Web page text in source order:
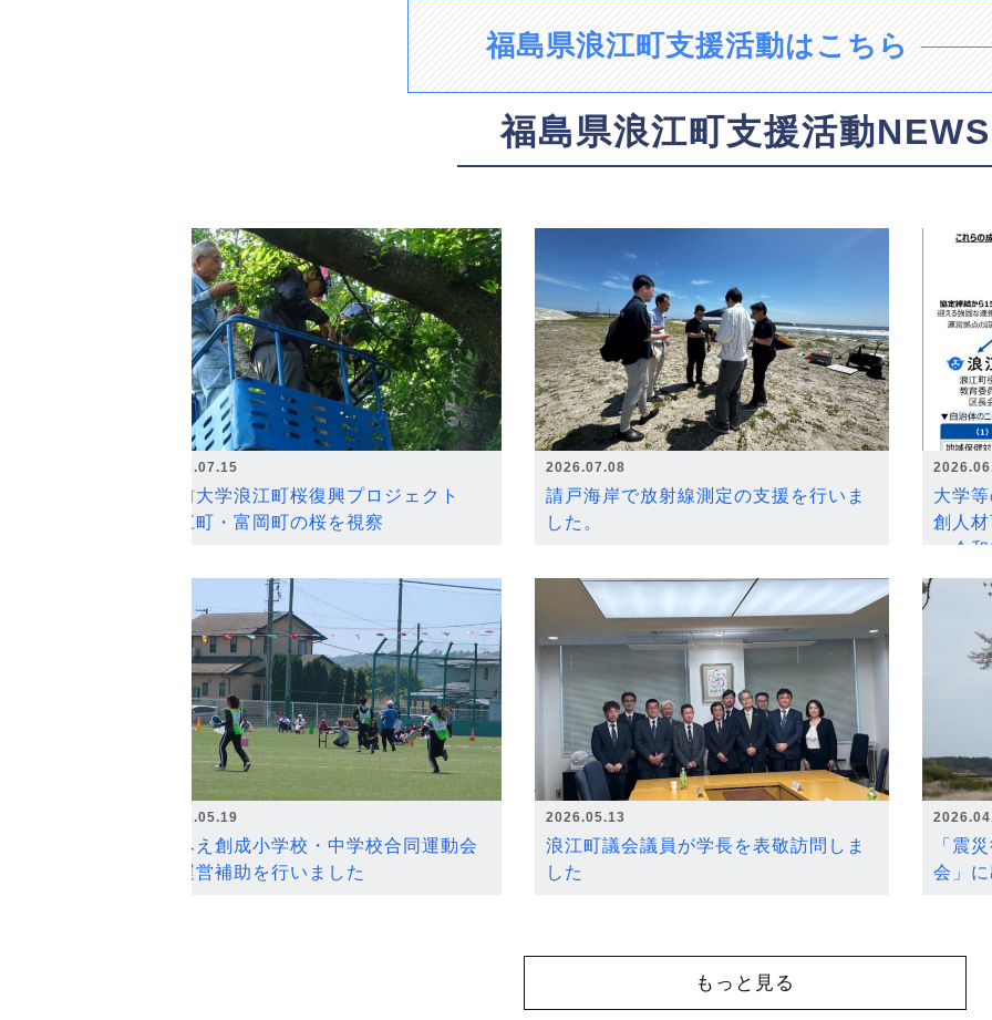
福島県浪江町支援活動はこちら
福島県浪江町支援活動NEWS
2026.07.15
弘前大学浪江町桜復興プロジェクト
浪江町・富岡町の桜を視察
2026.07.08
請戸海岸で放射線測定の支援を行いま
した。
大学
創人
～令
2026.05.19
なみえ創成小学校・中学校合同運動会
の運営補助を行いました
2026.05.13
浪江町議会議員が学長を表敬訪問しま
した
「震
会」
もっと見る